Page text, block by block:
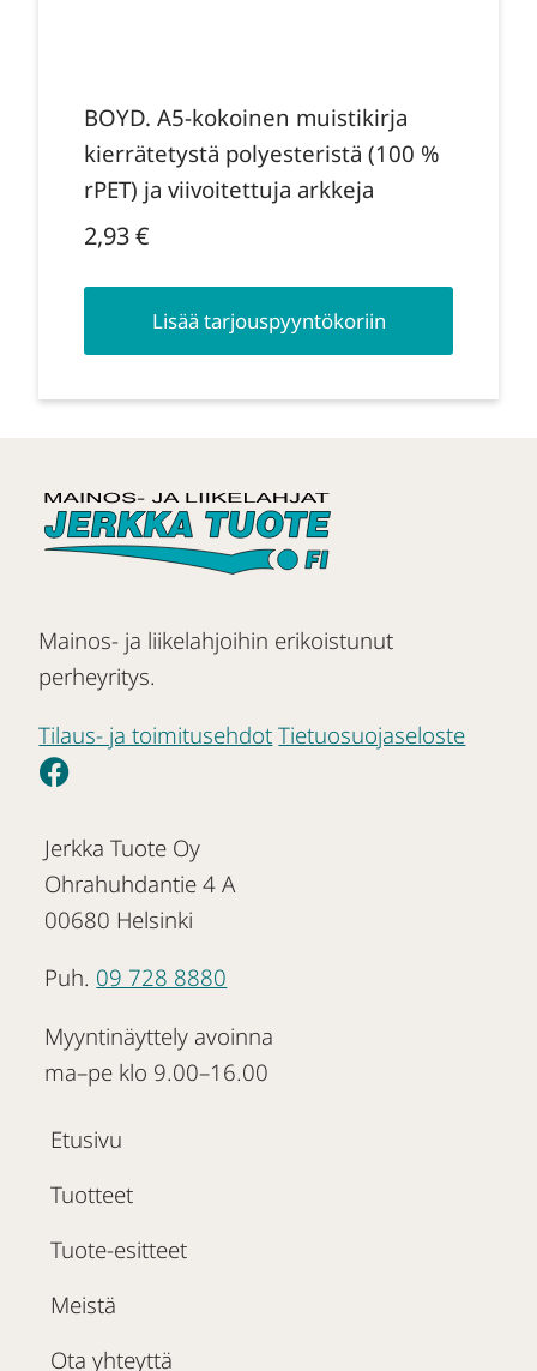
BOYD. A5-kokoinen muistikirja
kierrätetystä polyesteristä (100 %
rPET) ja viivoitettuja arkkeja
2,93€
Lisää tarjouspyyntökoriin
Mainos- ja liikelahjoihin erikoistunut
perheyritys.
Tilaus- ja toimitusehdot Tietuosuojaseloste
Jerkka Tuote Oy
Ohrahuhdantie 4 A
00680 Helsinki
Puh. 09 728 8880
Myyntinäyttely avoinna
ma–pe klo 9.00–16.00
Etusivu
Tuotteet
Tuote-esitteet
Meistä
Ota yhteyttä